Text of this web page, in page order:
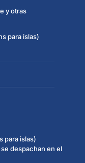
y otras
para islas)
para islas)
despachan en el